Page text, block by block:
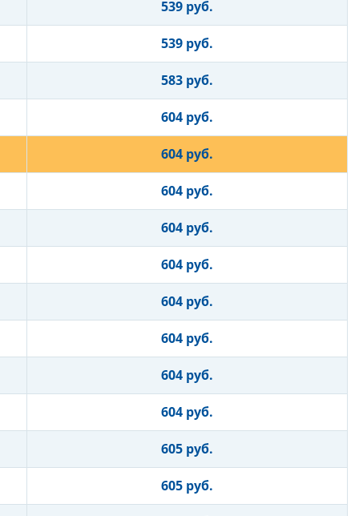
539 руб.
539 руб.
583 руб.
604 руб.
604 руб.
604 руб.
604 руб.
604 руб.
604 руб.
604 руб.
604 руб.
604 руб.
605 руб.
605 руб.